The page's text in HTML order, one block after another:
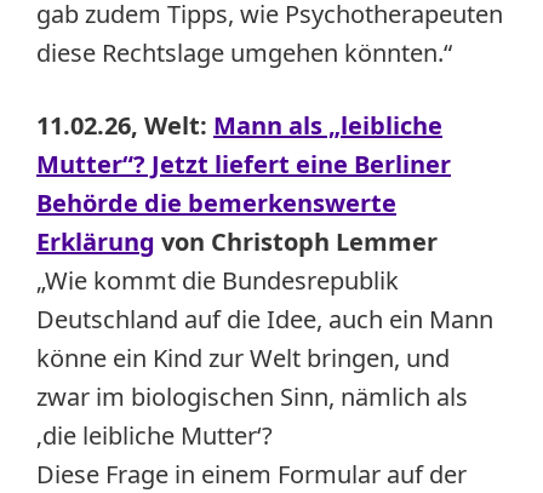
gab zudem Tipps, wie Psychotherapeuten
diese Rechtslage umgehen könnten.“
11.02.26, Welt: Mann als „leibliche
Mutter“? Jetzt liefert eine Berliner
Behörde die bemerkenswerte
Erklärung von Christoph Lemmer
„Wie kommt die Bundesrepublik
Deutschland auf die Idee, auch ein Mann
könne ein Kind zur Welt bringen, und
zwar im biologischen Sinn, nämlich als
‚die leibliche Mutter‘?
Diese Frage in einem Formular auf der